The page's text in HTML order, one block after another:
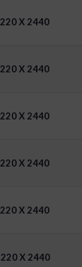
X 2440
X 2440
X 2440
X 2440
X 2440
X 2440